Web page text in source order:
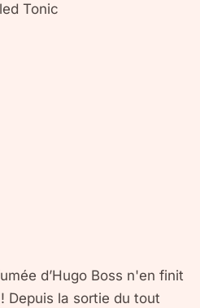
Tonic
d’Hugo Boss n'en finit
Depuis la sortie du tout